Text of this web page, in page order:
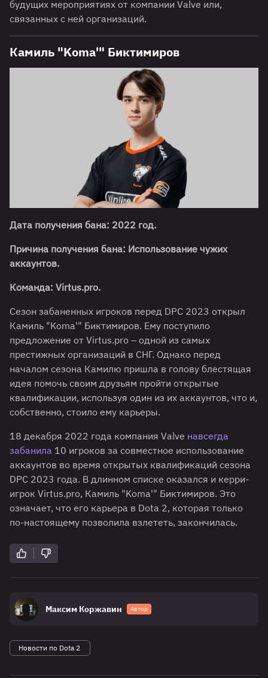
будущих мероприятиях от компании Valve или,
связанных с ней организаций.
Камиль "Koma'" Биктимиров
Дата получения бана: 2022 год.
Причина получения бана: Использование чужих
аккаунтов.
Команда: Virtus.pro.
Сезон забаненных игроков перед DPC 2023 открыл
Камиль "Koma'" Биктимиров. Ему поступило
предложение от Virtus.pro – одной из самых
престижных организаций в СНГ. Однако перед
началом сезона Камилю пришла в голову блестящая
идея помочь своим друзьям пройти открытые
квалификации, используя один из их аккаунтов, что и,
собственно, стоило ему карьеры.
18 декабря 2022 года компания Valve навсегда
забанила 10 игроков за совместное использование
аккаунтов во время открытых квалификаций сезона
DPC 2023 года. В длинном списке оказался и керри-
игрок Virtus.pro, Камиль "Koma'" Биктимиров. Это
означает, что его карьера в Dota 2, которая только
по-настоящему позволила взлететь, закончилась.
Максим Коржавин Автор
Новости по Dota 2